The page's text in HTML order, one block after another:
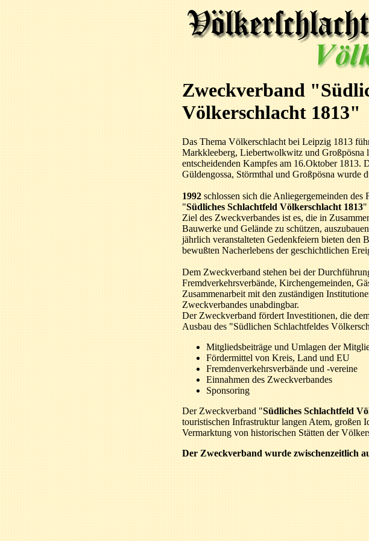
Zweckverband
Völkerschlacht 1813"
Das Thema Völkerschlacht bei Leipzig 1813
Markkleeberg, Liebertwolkwitz und Großpösna
entscheidenden Kampfes am 16.Oktober
Güldengossa, Störmthal und Großpösna wurde
1992schlossen sich die Anliegergemeinden
"Südliches Schlachtfeld Völkerschlacht 1813"
Ziel des Zweckverbandes ist es, die in
Bauwerke und Gelände zu schützen,
jährlich veranstalteten Gedenkfeiern bieten den
bewußten Nacherlebens der geschichtlichen
Dem Zweckverband stehen bei der
Fremdverkehrsverbände, Kirchengemeinden,
Zusammenarbeit mit den zuständigen
Zweckverbandes unabdingbar.
Der Zweckverband fördert Investitionen, die
Ausbau des "Südlichen Schlachtfeldes
Mitgliedsbeiträge und Umlagen der
Fördermittel von Kreis, Land und EU
Fremdenverkehrsverbände und -vereine
Einnahmen des Zweckverbandes
Sponsoring
Der Zweckverband "Südliches Schlachtfeld
touristischen Infrastruktur langen Atem, großen
Vermarktung von historischen Stätten der
Der Zweckverband wurde zwischenzeitlich